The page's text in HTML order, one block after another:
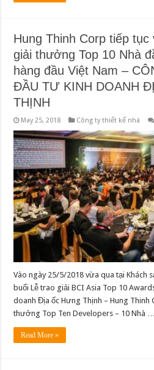
Hung Thinh Corp tiếp
giải thưởng Top 10 Nhà
hàng đầu Việt Nam –
ĐẦU TƯ KINH DOANH
THỊNH
May 25, 2018 Công ty thiết kế nhà
Vào ngày 25/5/2018 vừa qua tại Khách
buổi Lễ trao giải BCI Asia Top 10
doanh Địa ốc Hưng Thịnh – Hung Thinh
thưởng Top Ten Developers – 10 Nhà …
Read More »